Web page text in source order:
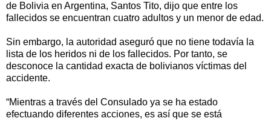
de Bolivia en Argentina, Santos Tito, dijo que entre los
fallecidos se encuentran cuatro adultos y un menor de edad.
Sin embargo, la autoridad aseguró que no tiene todavía la
lista de los heridos ni de los fallecidos. Por tanto, se
desconoce la cantidad exacta de bolivianos víctimas del
accidente.
“Mientras a través del Consulado ya se ha estado
efectuando diferentes acciones, es así que se está